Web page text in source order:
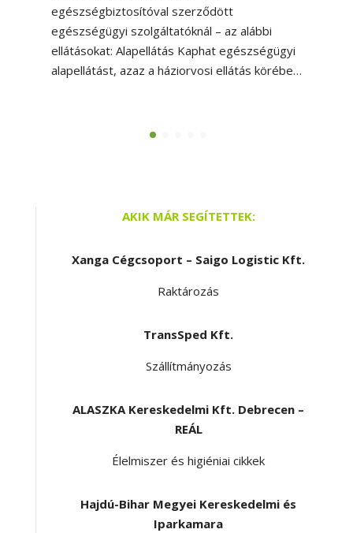
egészségbiztosítóval szerződött
egészségügyi szolgáltatóknál – az alábbi
ellátásokat: Alapellátás Kaphat egészségügyi
alapellátást, azaz a háziorvosi ellátás körébe…
AKIK MÁR SEGÍTETTEK:
Xanga Cégcsoport – Saigo Logistic Kft.
Raktározás
TransSped Kft.
Szállítmányozás
ALASZKA Kereskedelmi Kft. Debrecen –
REÁL
Élelmiszer és higiéniai cikkek
Hajdú-Bihar Megyei Kereskedelmi és
Iparkamara